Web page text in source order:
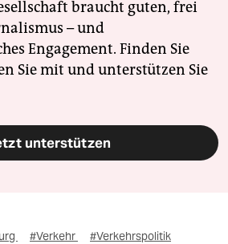
braucht guten, frei
– und
Engagement. Finden Sie
Sie mit und unterstützen Sie
unterstützen
#Verkehr #Verkehrspolitik